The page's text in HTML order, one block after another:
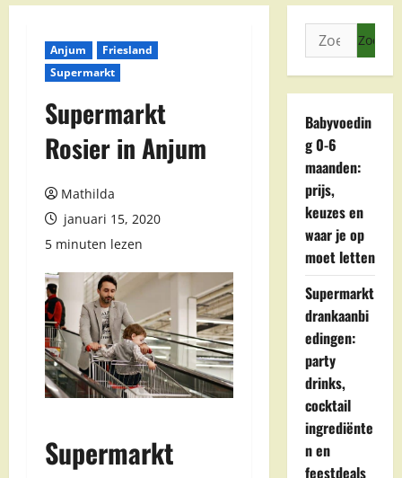
Anjum
Friesland
Supermarkt
Supermarkt
Rosier in Anjum
Mathilda
januari 15, 2020
5 minuten lezen
Supermarkt
Zoeken
naar:
Babyvoedin
g 0-6
maanden:
prijs,
keuzes en
waar je op
moet letten
Supermarkt
drankaanbi
edingen:
party
drinks,
cocktail
ingrediënte
n en
feestdeals